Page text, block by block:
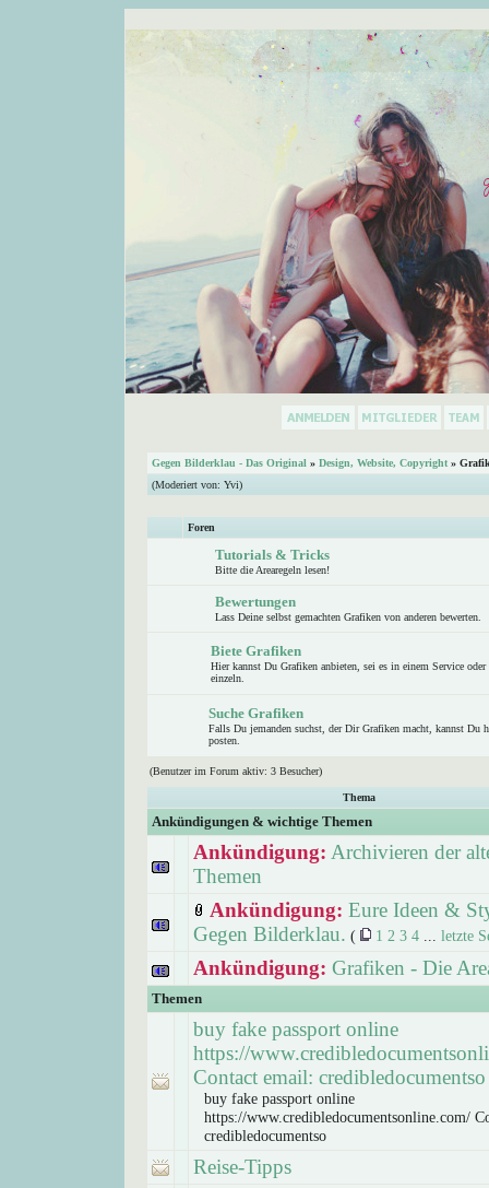
Gegen Bilderklau - Das Original » Design, Website, Copyright »
(Moderiert von: Yvi)
Foren
Tutorials & Tricks
Bitte die Arearegeln lesen!
Bewertungen
Lass Deine selbst gemachten Grafiken von anderen bewerten.
Biete Grafiken
Hier kannst Du Grafiken anbieten, sei es in einem Service oder
einzeln.
Suche Grafiken
Falls Du jemanden suchst, der Dir Grafiken macht, kannst Du
posten.
(Benutzer im Forum aktiv: 3 Besucher)
Thema
Ankündigungen & wichtige Themen
Ankündigung: Archivieren der
Themen
Ankündigung: Eure Ideen &
Gegen Bilderklau. ( 1 2 3 4 letzte
Ankündigung: Grafiken - Die
Themen
buy fake passport online
https://
Contact email: credibledocumentso
buy fake passport online
https://www.credibledocumentsonline.com/
credibledocumentso
Reise-Tipps